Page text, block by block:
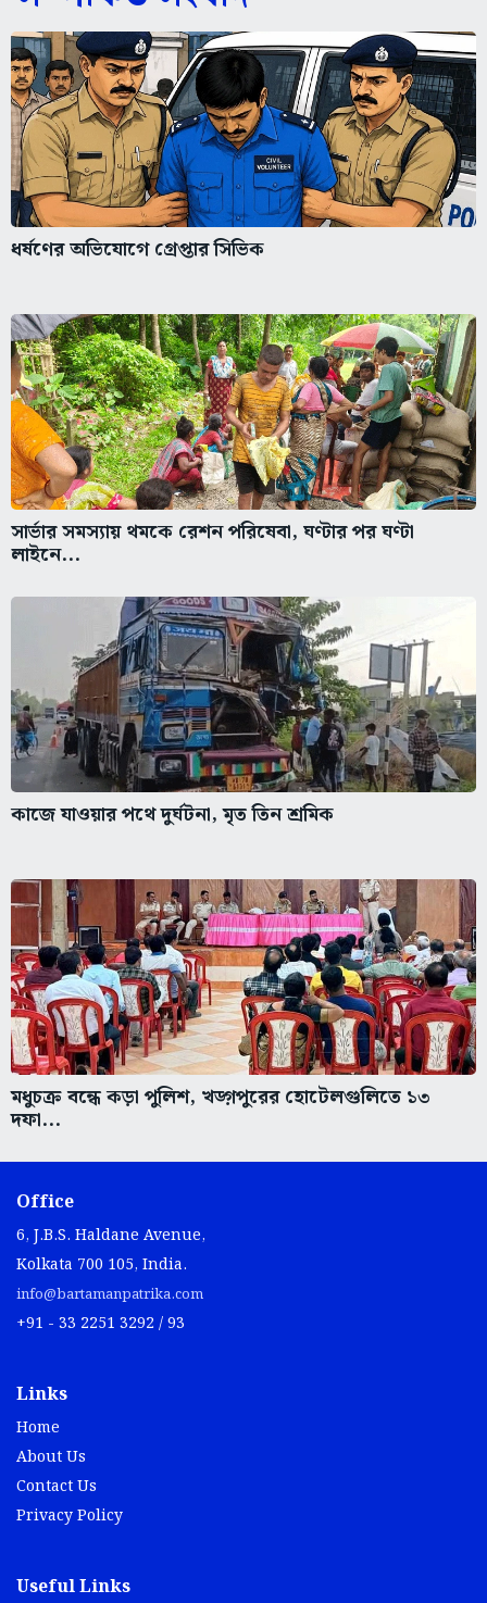
ধর্ষণের অভিযোগে গ্রেপ্তার সিভিক
সার্ভার সমস্যায় থমকে রেশন পরিষেবা, ঘণ্টার পর ঘণ্টা
লাইনে...
কাজে যাওয়ার পথে দুর্ঘটনা, মৃত তিন শ্রমিক
মধুচক্র বন্ধে কড়া পুলিশ, খড়্গপুরের হোটেলগুলিতে ১৩
দফা...
Office
6, J.B.S. Haldane Avenue,
Kolkata 700 105, India.
info@bartamanpatrika.com
+91 - 33 2251 3292 / 93
Links
Home
About Us
Contact Us
Privacy Policy
Useful Links